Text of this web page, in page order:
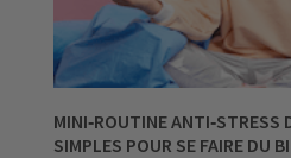
MINI‑ROUTINE ANTI‑STRESS
SIMPLES POUR SE FAIRE DU